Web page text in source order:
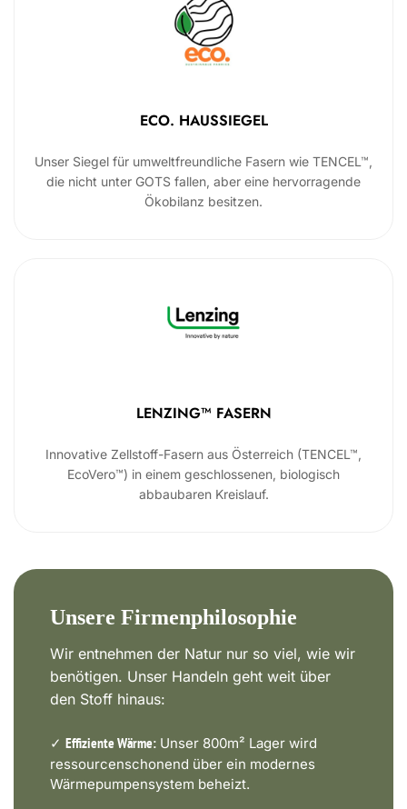
ECO. HAUSSIEGEL
Unser Siegel für umweltfreundliche Fasern wie TENCEL™,
die nicht unter GOTS fallen, aber eine hervorragende
Ökobilanz besitzen.
LENZING™ FASERN
Innovative Zellstoff-Fasern aus Österreich (TENCEL™,
EcoVero™) in einem geschlossenen, biologisch
abbaubaren Kreislauf.
Unsere Firmenphilosophie
Wir entnehmen der Natur nur so viel, wie wir
benötigen. Unser Handeln geht weit über
den Stoff hinaus:
✓ Effiziente Wärme: Unser 800m² Lager wird
ressourcenschonend über ein modernes
Wärmepumpensystem beheizt.